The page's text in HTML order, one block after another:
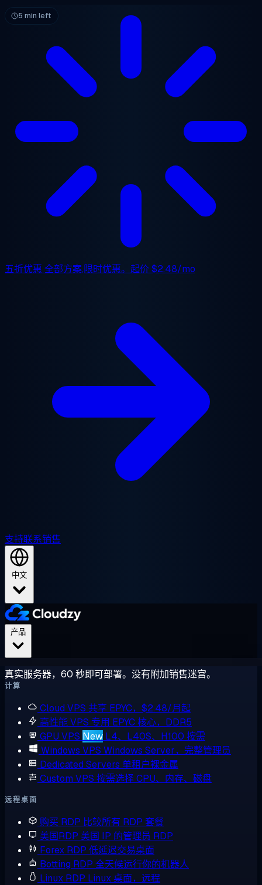
跳至主要内容
五折优惠 全部方案,限时优惠。起价$2.48/mo
支持联系销售
中文
真实服务器，60 秒即可部署。没有附加销售迷宫。
计算
Cloud VPS 共享 EPYC，$2.48/月起
高性能 VPS 专用 EPYC 核心，DDR5
GPU VPS New L4、L40S、H100 按需
Windows VPS Windows Server，完整管理员
Dedicated Servers 单租户裸金属
Custom VPS 按需选择 CPU、内存、磁盘
远程桌面
购买 RDP 比较所有 RDP 套餐
美国RDP 美国 IP 的管理员 RDP
Forex RDP 低延迟交易桌面
Botting RDP 全天候运行你的机器人
Linux RDP Linux 桌面，远程
5 min left